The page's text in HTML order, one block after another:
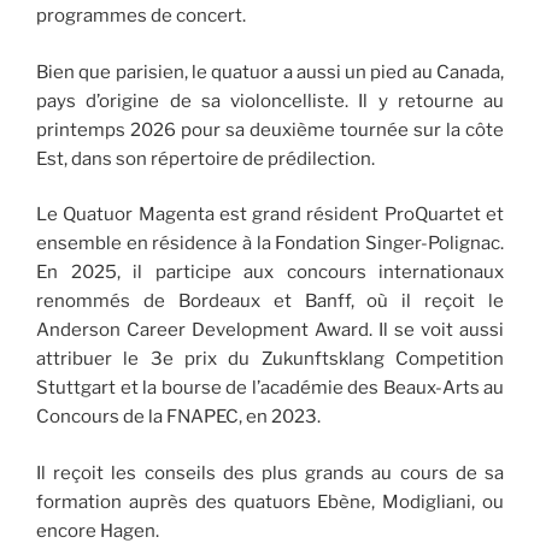
programmes de concert.
Bien que parisien, le quatuor a aussi un pied au Canada,
pays d’origine de sa violoncelliste. Il y retourne au
printemps 2026 pour sa deuxième tournée sur la côte
Est, dans son répertoire de prédilection.
Le Quatuor Magenta est grand résident ProQuartet et
ensemble en résidence à la Fondation Singer-Polignac.
En 2025, il participe aux concours internationaux
renommés de Bordeaux et Banff, où il reçoit le
Anderson Career Development Award. Il se voit aussi
attribuer le 3e prix du Zukunftsklang Competition
Stuttgart et la bourse de l’académie des Beaux-Arts au
Concours de la FNAPEC, en 2023.
Il reçoit les conseils des plus grands au cours de sa
formation auprès des quatuors Ebène, Modigliani, ou
encore Hagen.